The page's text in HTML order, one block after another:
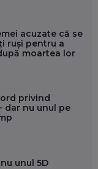
acuzate că se
ruși pentru a
moartea lor
privind
dar nu unul pe
unul 5D